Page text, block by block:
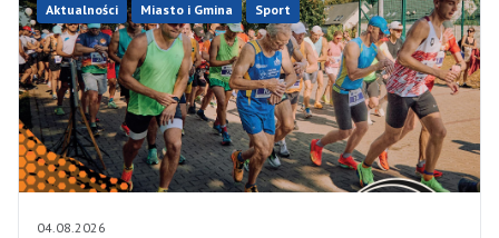
Aktualności Miasto i Gmina Sport
04.08.2026